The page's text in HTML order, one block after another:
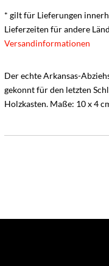
* gilt für Lieferungen
Lieferzeiten für andere
Versandinformationen
Der echte Arkansas-
gekonnt für den letzten
Holzkasten. Maße: 10 x 4